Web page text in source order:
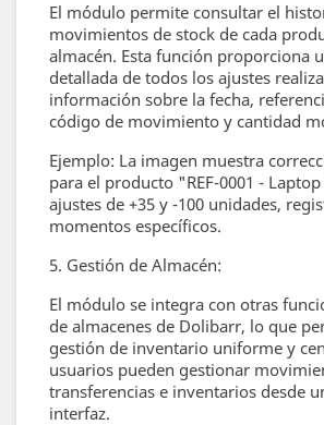
El módulo permite consultar el
movimientos de stock de cada
almacén. Esta función proporciona
detallada de todos los ajustes
información sobre la fecha,
código de movimiento y cantidad
Ejemplo: La imagen muestra
para el producto "REF-0001 -
ajustes de +35 y -100 unidades,
momentos específicos.
5. Gestión de Almacén:
El módulo se integra con otras
de almacenes de Dolibarr, lo que
gestión de inventario uniforme y
usuarios pueden gestionar
transferencias e inventarios desde
interfaz.